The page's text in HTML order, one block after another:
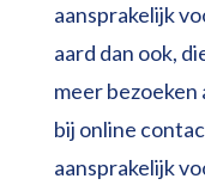
aansprakelijk
aard dan ook,
meer
bij online
aansprakelijk